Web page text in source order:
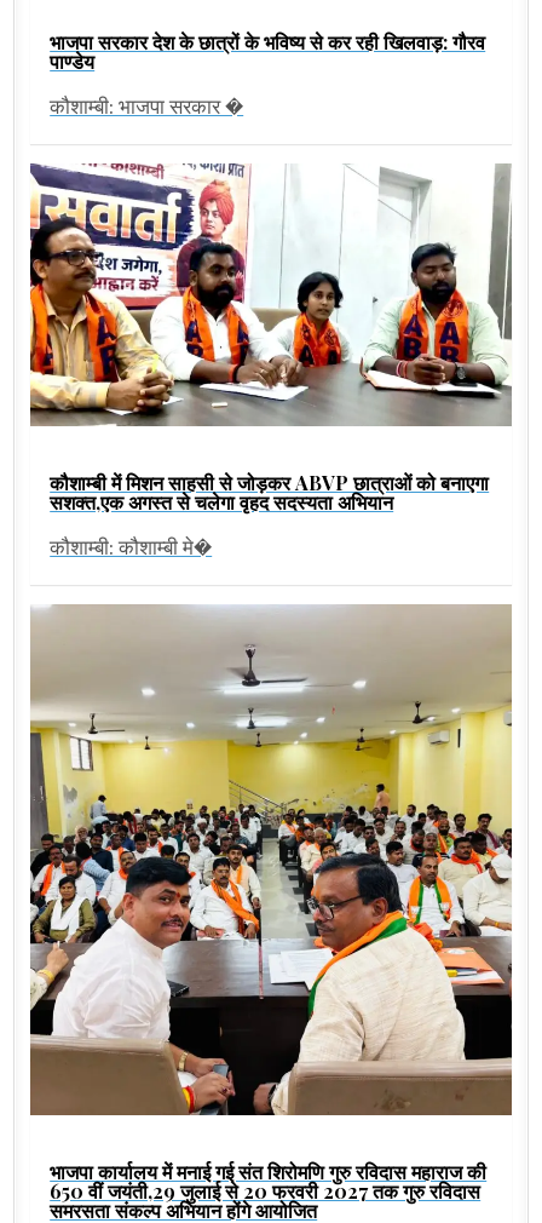
भाजपा सरकार देश के छात्रों के भविष्य से कर रही खिलवाड़: गौरव
पाण्डेय
कौशाम्बी: भाजपा सरकार �
कौशाम्बी में मिशन साहसी से जोड़कर ABVP छात्राओं को बनाएगा
सशक्त,एक अगस्त से चलेगा वृहद सदस्यता अभियान
कौशाम्बी: कौशाम्बी मे�
भाजपा कार्यालय में मनाई गई संत शिरोमणि गुरु रविदास महाराज की
650 वीं जयंती,29 जुलाई से 20 फरवरी 2027 तक गुरु रविदास
समरसता संकल्प अभियान होंगे आयोजित